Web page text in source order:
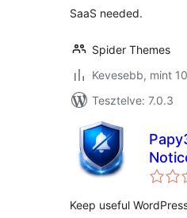
SaaS needed.
Spider Themes
Kevesebb, mint
Tesztelve: 7.0.3
Keep useful